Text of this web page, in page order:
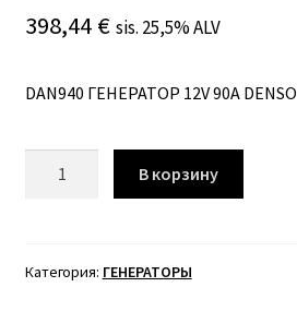
398,44 € sis. 25,5% ALV
DAN940 ГЕНЕРАТОР 12V 90A DENSO
12V
В корзину
Категория: ГЕНЕРАТОРЫ